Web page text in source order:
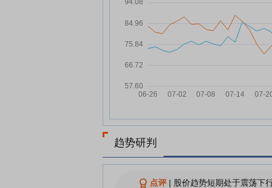
元，融资余额4.25亿元
道恩股份：融资净买入386.12万
元，融资余额4.19亿元
07-21
道恩股份7月21日快速上涨
07-21
道恩股份7月21日盘中涨幅达5%
07-21
趋势研判
点评| 股价趋势短期处于震荡下